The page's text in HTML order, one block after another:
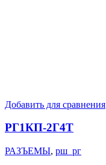
Добавить для сравнения
РГ1КП-2Г4Т
РАЗЪЕМЫ, рш_рг